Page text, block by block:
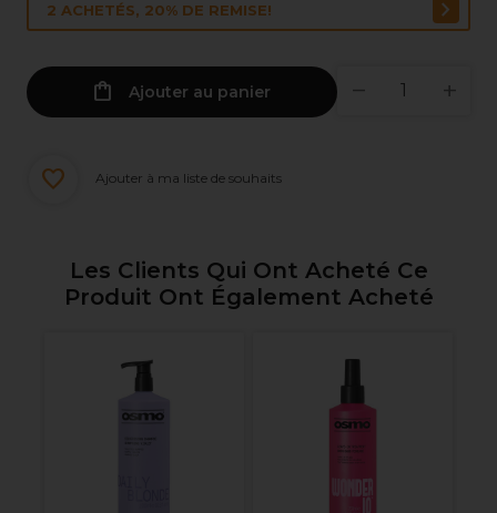
2 ACHETÉS, 20% DE REMISE!
Ajouter au panier
Ajouter à ma liste de souhaits
Les Clients Qui Ont Acheté Ce
Produit Ont Également Acheté